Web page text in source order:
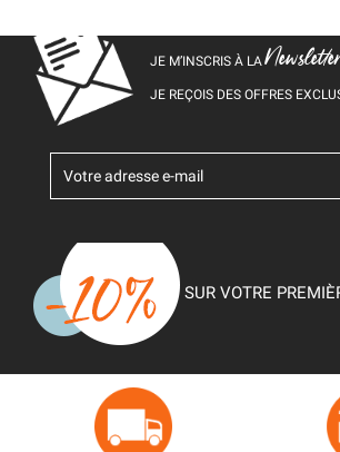
JE M’INSCRIS À LA
JE REÇOIS DES OFFRES
SUR VOTRE